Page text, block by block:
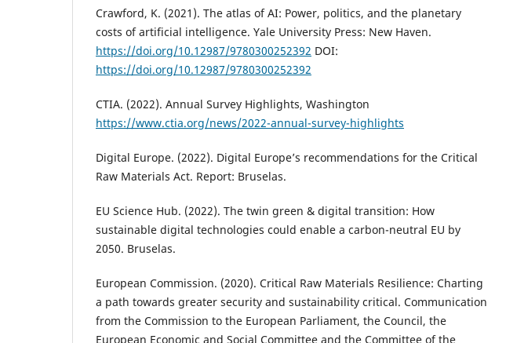
Crawford, K. (2021). The atlas of AI: Power, politics, and the planetary
costs of artificial intelligence. Yale University Press: New Haven.
https://doi.org/10.12987/9780300252392 DOI:
https://doi.org/10.12987/9780300252392
CTIA. (2022). Annual Survey Highlights, Washington
https://www.ctia.org/news/2022-annual-survey-highlights
Digital Europe. (2022). Digital Europe’s recommendations for the Critical
Raw Materials Act. Report: Bruselas.
EU Science Hub. (2022). The twin green & digital transition: How
sustainable digital technologies could enable a carbon-neutral EU by
2050. Bruselas.
European Commission. (2020). Critical Raw Materials Resilience: Charting
a path towards greater security and sustainability critical. Communication
from the Commission to the European Parliament, the Council, the
European Economic and Social Committee and the Committee of the